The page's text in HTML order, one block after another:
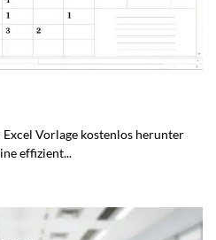
Vorlage kostenlos herunter
effizient...